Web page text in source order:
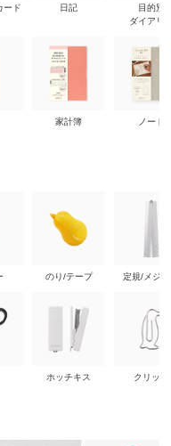
ード 日記
家計簿
目的別
ダイアリ
ノート
のり/テープ
ホッチキス
定規/メジ
クリップ